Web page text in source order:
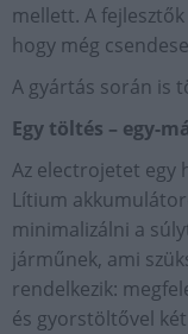
mellett. A
hogy még
A gyártás során is
Egy töltés – egy-
Az electrojetet egy
Lítium
minimalizálni a
járműnek, ami
rendelkezik:
és gyorstöltővel